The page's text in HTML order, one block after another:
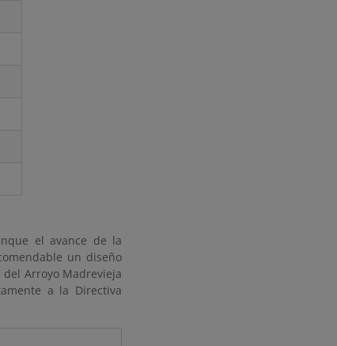
el avance de la
un diseño
Arroyo Madrevieja
a la Directiva